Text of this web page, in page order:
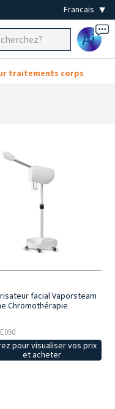
Ai
traitements corps
facial Vaporsteam
Chromothérapie
pour visualiser vos prix
et acheter